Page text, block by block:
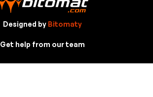
Designed by Bitomaty
Get help from our team